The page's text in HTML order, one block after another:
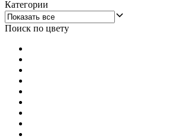
Категории
Поиск по цвету